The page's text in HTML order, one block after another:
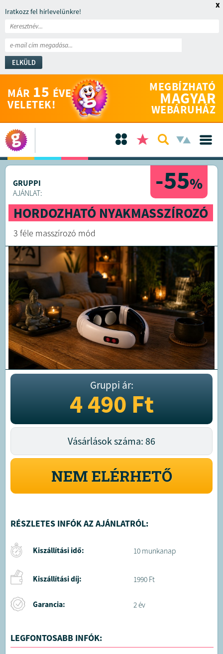
Iratkozz fel hírlevelünkre!
ELKÜLD
x
MÁR 15 ÉVE
VELETEK!
MEGBÍZHATÓ
MAGYAR
WEBÁRUHÁZ
-55%
GRUPPI
AJÁNLAT:
HORDOZHATÓ NYAKMASSZÍROZÓ
3 féle masszírozó mód
Gruppi ár:
4 490Ft
Vásárlások száma: 86
NEM ELÉRHETŐ
RÉSZLETES INFÓK AZ AJÁNLATRÓL:
Kiszállítási idő: 10 munkanap
Kiszállítási díj: 1990 Ft
Garancia: 2 év
LEGFONTOSABB INFÓK: